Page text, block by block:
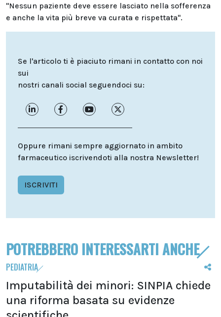
"Nessun paziente deve essere lasciato nella sofferenza
e anche la vita più breve va curata e rispettata".
Se l'articolo ti è piaciuto rimani in contatto con noi
sui
nostri canali social seguendoci su:
Oppure rimani sempre aggiornato in ambito
farmaceutico iscrivendoti alla nostra Newsletter!
ISCRIVITI
POTREBBERO INTERESSARTI ANCHE
PEDIATRIA
Imputabilità dei minori: SINPIA chiede
una riforma basata su evidenze